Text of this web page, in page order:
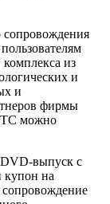
сопровождения
из
и
и
фирмы
можно
DVD-выпуск с
купон на